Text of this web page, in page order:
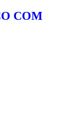
COM